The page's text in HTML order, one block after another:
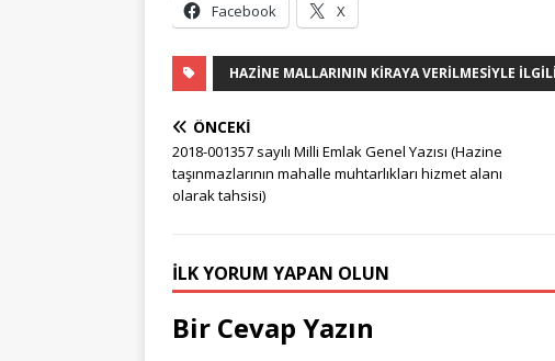
Facebook X
HAZINE MALLARININ KIRAYA VERILMESIYLE
ÖNCEKI
2018-001357­ sayılı Milli Emlak Genel Yazısı (Hazine
taşınmazlarının mahalle muhtarlıkları hizmet alanı
olarak tahsisi)
İLK YORUM YAPAN OLUN
Bir Cevap Yazın